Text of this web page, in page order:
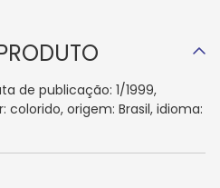
de publicação: 1/1999,
colorido, origem: Brasil, idioma: